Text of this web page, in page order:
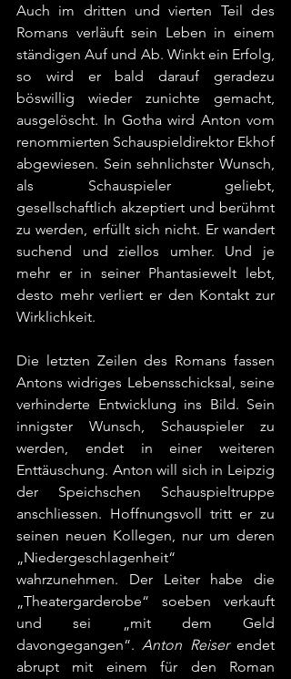
Auch im dritten und vierten Teil des
Romans verläuft sein Leben in einem
ständigen Auf und Ab. Winkt ein Erfolg,
so wird er bald darauf geradezu
böswillig wieder zunichte gemacht,
ausgelöscht. In Gotha wird Anton vom
renommierten Schauspieldirektor Ekhof
abgewiesen. Sein sehnlichster Wunsch,
als Schauspieler geliebt,
gesellschaftlich akzeptiert und berühmt
zu werden, erfüllt sich nicht. Er wandert
suchend und ziellos umher. Und je
mehr er in seiner Phantasiewelt lebt,
desto mehr verliert er den Kontakt zur
Wirklichkeit.
Die letzten Zeilen des Romans fassen
Antons widriges Lebensschicksal, seine
verhinderte Entwicklung ins Bild. Sein
innigster Wunsch, Schauspieler zu
werden, endet in einer weiteren
Enttäuschung. Anton will sich in Leipzig
der Speichschen Schauspieltruppe
anschliessen. Hoffnungsvoll tritt er zu
seinen neuen Kollegen, nur um deren
„Niedergeschlagenheit“
wahrzunehmen. Der Leiter habe die
„Theatergarderobe“ soeben verkauft
und sei „mit dem Geld
davongegangen“. Anton Reiser endet
abrupt mit einem für den Roman